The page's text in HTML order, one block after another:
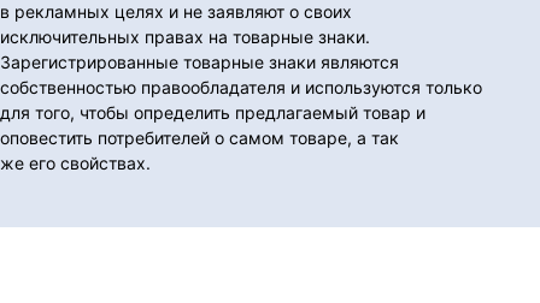
в рекламных целях и не заявляют о своих
исключительных правах на товарные знаки.
Зарегистрированные товарные знаки являются
собственностью правообладателя и используются только
для того, чтобы определить предлагаемый товар и
оповестить потребителей о самом товаре, а так
же его свойствах.